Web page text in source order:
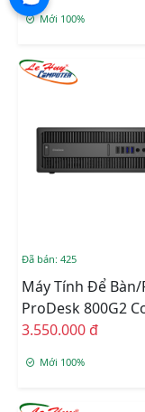
SSD/WL+BT/
(72G57PA)
Mới 100%
Đã bán: 425
Máy Tính Để Bàn/
ProDesk 800G2
6400, Ram 8GB,
3.550.000 đ
Mới 100%